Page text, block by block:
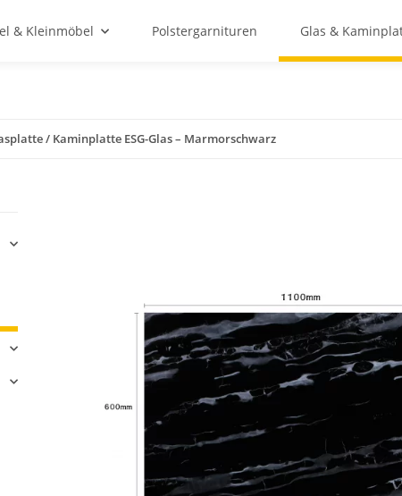
& Kleinmöbel Polstergarnituren Glas &
/ Kaminplatte ESG-Glas – Marmorschwarz